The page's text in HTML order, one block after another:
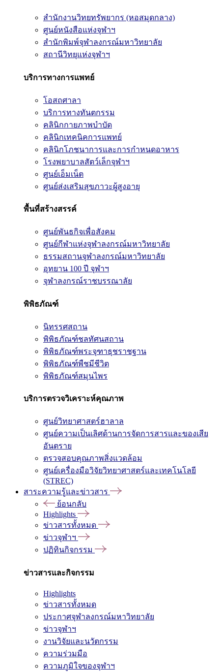
สำนักงานวิทยทรัพยากร (หอสมุดกลาง)
ศูนย์หนังสือแห่งจุฬาฯ
สำนักพิมพ์จุฬาลงกรณ์มหาวิทยาลัย
สถานีวิทยุแห่งจุฬาฯ
บริการทางการแพทย์
โอสถศาลา
บริการทางทันตกรรม
คลินิกกายภาพบำบัด
คลินิกเทคนิคการแพทย์
คลินิกโภชนาการและการกำหนดอาหาร
โรงพยาบาลสัตว์เล็กจุฬาฯ
ศูนย์เอ็มเน็ต
ศูนย์ส่งเสริมสุขภาวะผู้สูงอายุ
พื้นที่สร้างสรรค์
ศูนย์พันธกิจเพื่อสังคม
ศูนย์กีฬาแห่งจุฬาลงกรณ์มหาวิทยาลัย
ธรรมสถานจุฬาลงกรณ์มหาวิทยาลัย
อุทยาน 100 ปี จุฬาฯ
จุฬาลงกรณ์ราชบรรณาลัย
พิพิธภัณฑ์
นิทรรศสถาน
พิพิธภัณฑ์ชลทัศนสถาน
พิพิธภัณฑ์พระจุฑาธุชราชฐาน
พิพิธภัณฑ์พืชมีชีวิต
พิพิธภัณฑ์สมุนไพร
บริการตรวจวิเคราะห์คุณภาพ
ศูนย์วิทยาศาสตร์ฮาลาล
ศูนย์ความเป็นเลิศด้านการจัดการสารและของเสีย
อันตราย
ตรวจสอบคุณภาพสิ่งแวดล้อม
ศูนย์เครื่องมือวิจัยวิทยาศาสตร์และเทคโนโลยี
(STREC)
สาระความรู้และข่าวสาร
ย้อนกลับ
Highlights
ข่าวสารทั้งหมด
ข่าวจุฬาฯ
ปฏิทินกิจกรรม
ข่าวสารและกิจกรรม
Highlights
ข่าวสารทั้งหมด
ประกาศจุฬาลงกรณ์มหาวิทยาลัย
ข่าวจุฬาฯ
งานวิจัยและนวัตกรรม
ความร่วมมือ
ความภูมิใจของจุฬาฯ